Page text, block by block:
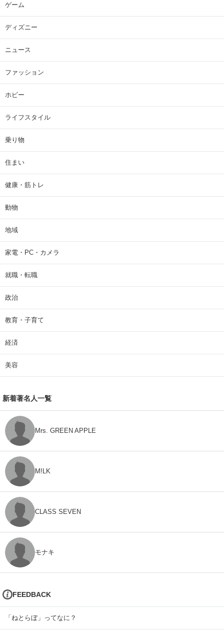
ゲーム
ディズニー
ニュース
ファッション
ホビー
ライフスタイル
乗り物
住まい
健康・筋トレ
動物
地域
家電・PC・カメラ
就職・転職
政治
教育・子育て
経済
美容
新着著名人一覧
Mrs. GREEN APPLE
M!LK
CLASS SEVEN
モナキ
FEEDBACK
「ねとらぼ」ってなに？